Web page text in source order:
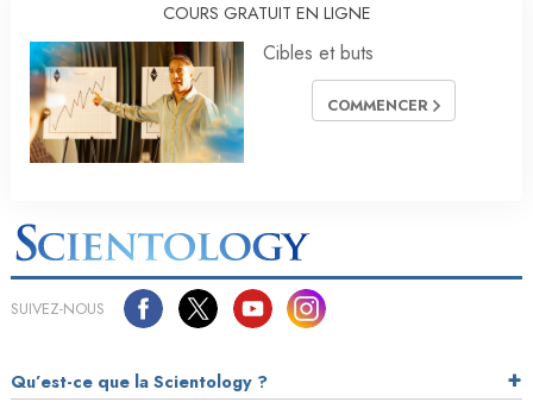
COURS GRATUIT EN LIGNE
Cibles et buts
COMMENCER
SUIVEZ-NOUS
Qu’est-ce que la Scientology ?